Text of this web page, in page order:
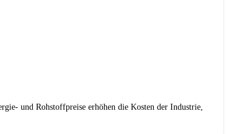
und Rohstoffpreise erhöhen die Kosten der Industrie,